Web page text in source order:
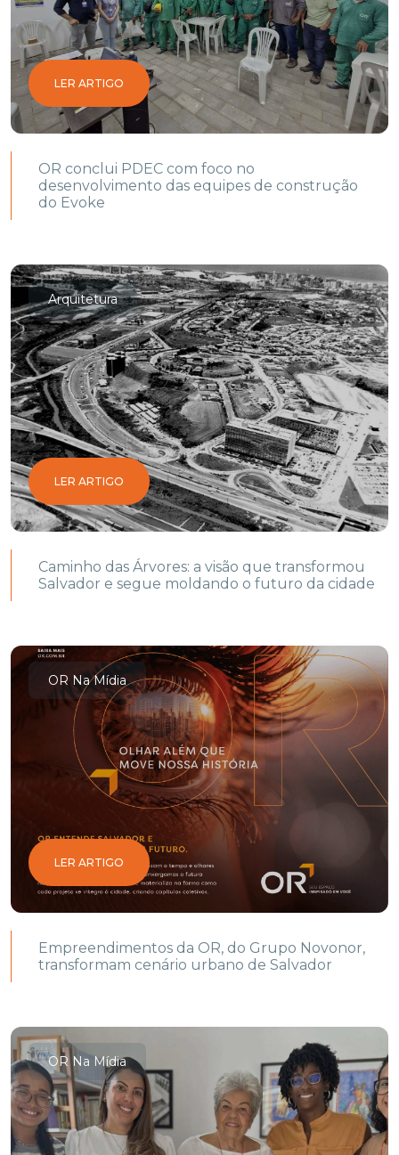
LER ARTIGO
OR conclui PDEC com foco no
desenvolvimento das equipes de construção
do Evoke
Arquitetura
LER ARTIGO
Caminho das Árvores: a visão que transformou
Salvador e segue moldando o futuro da cidade
OR Na Mídia
LER ARTIGO
Empreendimentos da OR, do Grupo Novonor,
transformam cenário urbano de Salvador
OR Na Mídia